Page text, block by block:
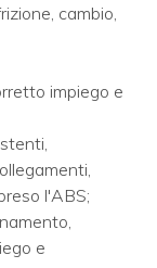
cambio,
impiego e
l'ABS;
e